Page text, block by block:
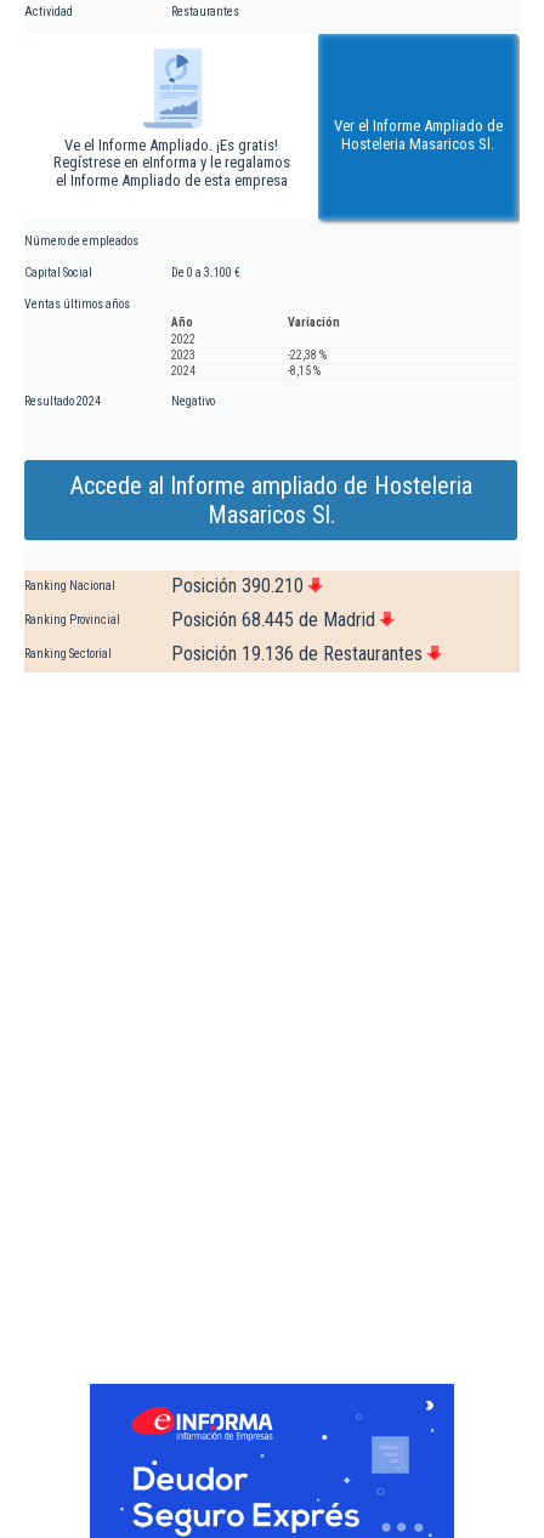
Actividad Restaurantes
Ve el Informe Ampliado. ¡Es gratis!
Regístrese en eInforma y le regalamos
el Informe Ampliado de esta empresa
Ver el Informe Ampliado de
Hosteleria Masaricos Sl.
Número de empleados
Capital Social De 0 a 3.100 €
Ventas últimos años
Año
Variación
2022
2023
-22,38 %
2024
-8,15 %
Resultado 2024 Negativo
Accede al Informe ampliado de Hosteleria
Masaricos Sl.
Ranking Nacional Posición 390.210
Ranking Provincial Posición 68.445 de Madrid
Ranking Sectorial Posición 19.136 de Restaurantes